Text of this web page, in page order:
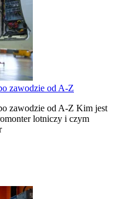
zawodzie od A-Z
zawodzie od A-Z Kim jest
lotniczy i czym